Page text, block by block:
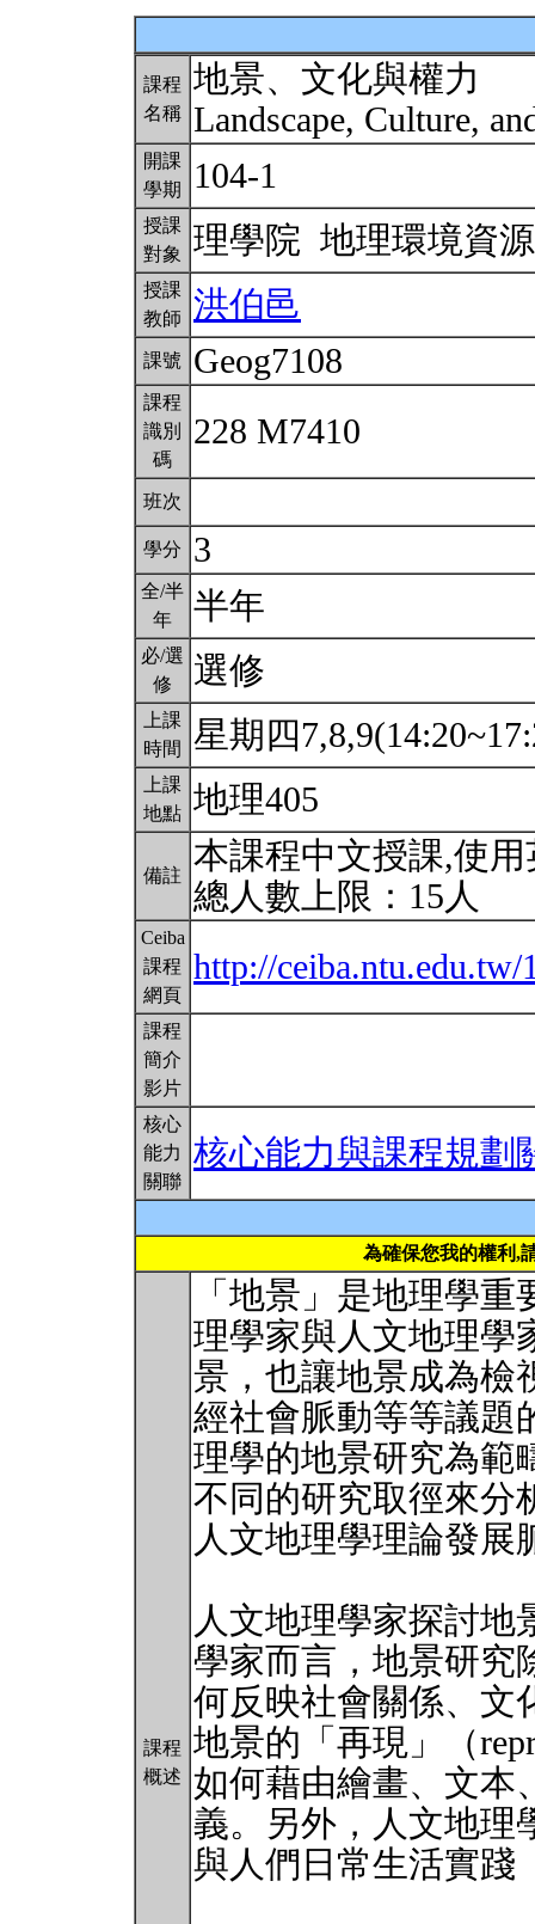
課程
名稱
地景、文化與權力
Landscape, Culture,
開課
學期
104-1
授課
對象
理學院 地理環境資
授課
教師
洪伯邑
課號 Geog7108
課程
識別
碼
228 M7410
班次
學分 3
全/半
年
半年
必/選
修
選修
上課
時間
星期四
上課
地點 地理405
備註
本課程中文授課,使
總人數上限：15人
Ceiba
課程
網頁
http://ceiba.ntu.edu.tw/
課程
簡介
影片
核心
能力
關聯
核心能力與課程規劃
為確保您我的權利,
課程
概述
「地景」是地理學
理學家與人文地理學
景，也讓地景成為檢
經社會脈動等等議題
理學的地景研究為範
不同的研究取徑來分
人文地理學理論發展
人文地理學家探討地
學家而言，地景研究
何反映社會關係、文
地景的「再現」（
如何藉由繪畫、文本
義。另外，人文地理
與人們日常生活實踐